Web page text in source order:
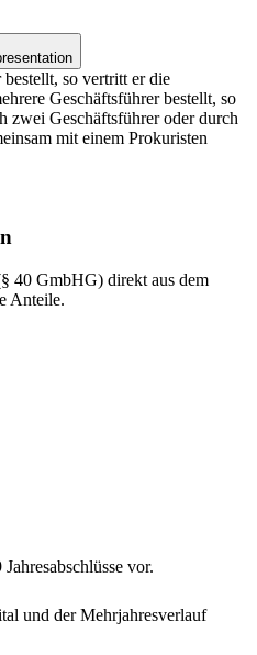
so vertritt er die
Geschäftsführer bestellt, so
zwei Geschäftsführer oder durch
mit einem Prokuristen
40 GmbHG) direkt aus dem
Anteile.
vor.
und der Mehrjahresverlauf